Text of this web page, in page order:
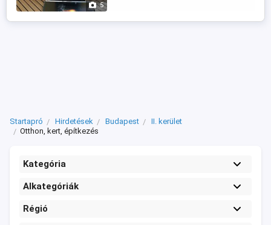
5
Startapró Hirdetések Budapest
II. kerület
Otthon, kert, építkezés
Kategória
Alkategóriák
Régió